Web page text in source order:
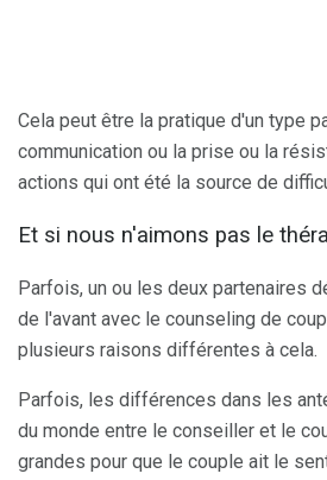
Cela peut être la pratique d'un type
communication ou la prise ou la
actions qui ont été la source de
Et si nous n'aimons pas le
Parfois, un ou les deux partenaires
de l'avant avec le counseling de
plusieurs raisons différentes à cela.
Parfois, les différences dans les
du monde entre le conseiller et le
grandes pour que le couple ait le